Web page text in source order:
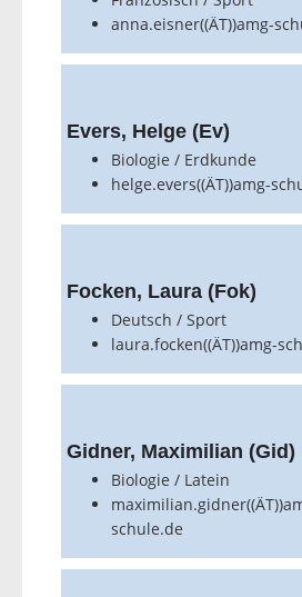
anna.eisner((ÄT))amg-
Evers, Helge (Ev)
Biologie / Erdkunde
helge.evers((ÄT))amg-
Focken, Laura (Fok)
Deutsch / Sport
laura.focken((ÄT))amg-
Gidner, Maximilian (Gid)
Biologie / Latein
schule.de